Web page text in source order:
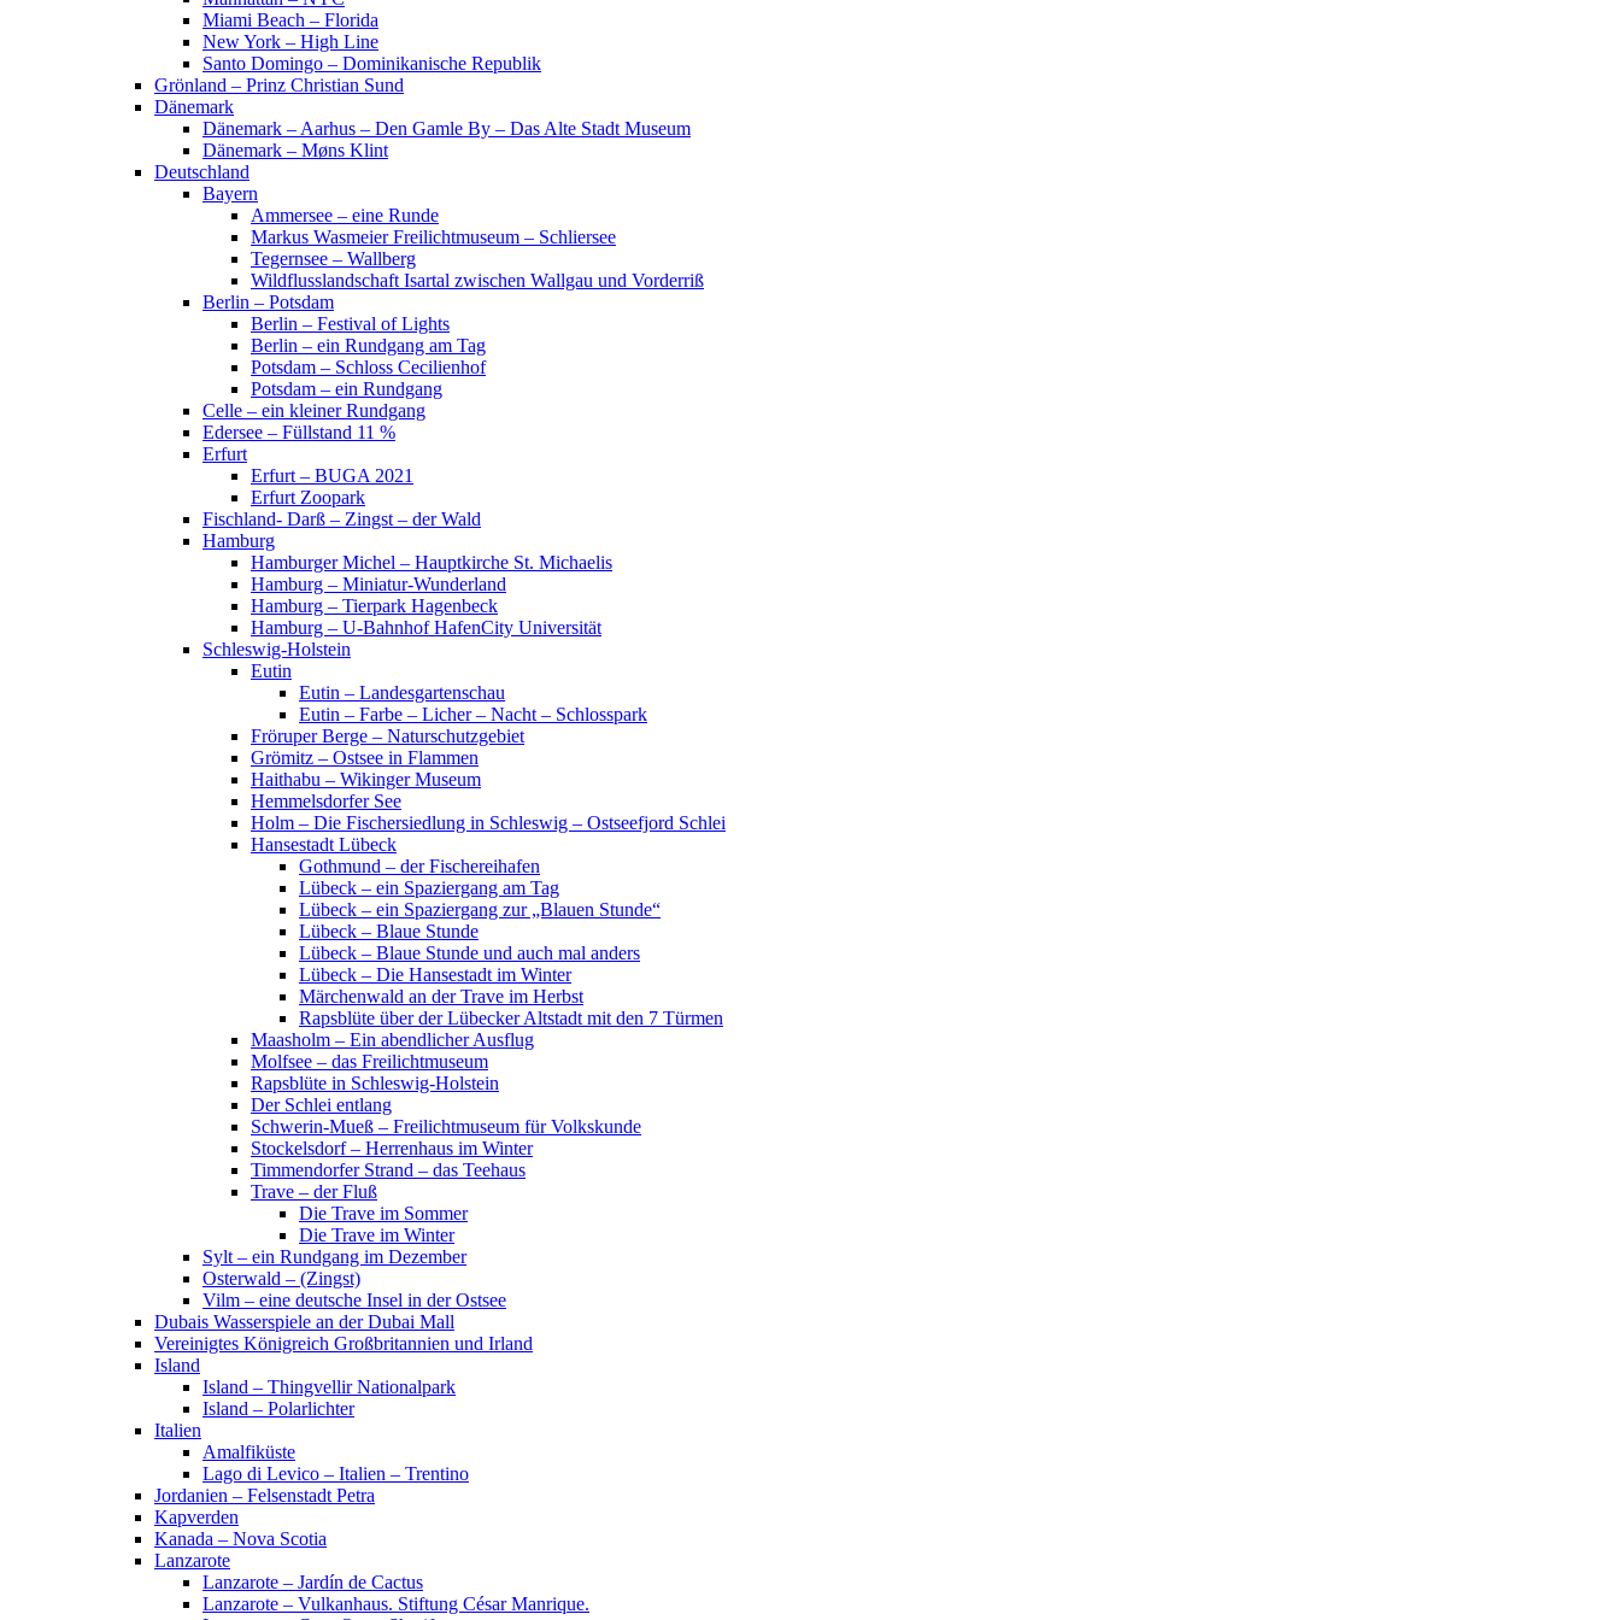
Miami Beach – Florida
New York – High Line
Santo Domingo – Dominikanische Republik
Grönland – Prinz Christian Sund
Dänemark
Dänemark – Aarhus – Den Gamle By – Das Alte Stadt Museum
Dänemark – Møns Klint
Deutschland
Bayern
Ammersee – eine Runde
Markus Wasmeier Freilichtmuseum – Schliersee
Tegernsee – Wallberg
Wildflusslandschaft Isartal zwischen Wallgau und Vorderriß
Berlin – Potsdam
Berlin – Festival of Lights
Berlin – ein Rundgang am Tag
Potsdam – Schloss Cecilienhof
Potsdam – ein Rundgang
Celle – ein kleiner Rundgang
Edersee – Füllstand 11 %
Erfurt
Erfurt – BUGA 2021
Erfurt Zoopark
Fischland- Darß – Zingst – der Wald
Hamburg
Hamburger Michel – Hauptkirche St. Michaelis
Hamburg – Miniatur-Wunderland
Hamburg – Tierpark Hagenbeck
Hamburg – U-Bahnhof HafenCity Universität
Schleswig-Holstein
Eutin
Eutin – Landesgartenschau
Eutin – Farbe – Licher – Nacht – Schlosspark
Fröruper Berge – Naturschutzgebiet
Grömitz – Ostsee in Flammen
Haithabu – Wikinger Museum
Hemmelsdorfer See
Holm – Die Fischersiedlung in Schleswig – Ostseefjord Schlei
Hansestadt Lübeck
Gothmund – der Fischereihafen
Lübeck – ein Spaziergang am Tag
Lübeck – ein Spaziergang zur „Blauen Stunde“
Lübeck – Blaue Stunde
Lübeck – Blaue Stunde und auch mal anders
Lübeck – Die Hansestadt im Winter
Märchenwald an der Trave im Herbst
Rapsblüte über der Lübecker Altstadt mit den 7 Türmen
Maasholm – Ein abendlicher Ausflug
Molfsee – das Freilichtmuseum
Rapsblüte in Schleswig-Holstein
Der Schlei entlang
Schwerin-Mueß – Freilichtmuseum für Volkskunde
Stockelsdorf – Herrenhaus im Winter
Timmendorfer Strand – das Teehaus
Trave – der Fluß
Die Trave im Sommer
Die Trave im Winter
Sylt – ein Rundgang im Dezember
Osterwald – (Zingst)
Vilm – eine deutsche Insel in der Ostsee
Dubais Wasserspiele an der Dubai Mall
Vereinigtes Königreich Großbritannien und Irland
Island
Island – Thingvellir Nationalpark
Island – Polarlichter
Italien
Amalfiküste
Lago di Levico – Italien – Trentino
Jordanien – Felsenstadt Petra
Kapverden
Kanada – Nova Scotia
Lanzarote
Lanzarote – Jardín de Cactus
Lanzarote – Vulkanhaus. Stiftung César Manrique.